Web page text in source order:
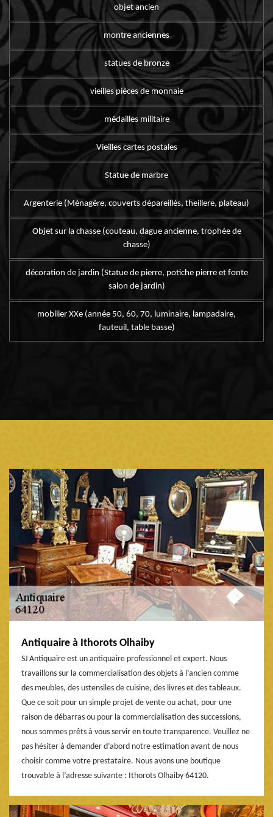
objet ancien
montre anciennes
statues de bronze
vieilles pièces de monnaie
médailles militaire
Vieilles cartes postales
Statue de marbre
Argenterie (Ménagère, couverts dépareillés, theillere, plateau)
Objet sur la chasse (couteau, dague ancienne, trophée de
chasse)
décoration de jardin (Statue de pierre, potiche pierre et fonte
salon de jardin)
mobilier XXe (année 50, 60, 70, luminaire, lampadaire,
fauteuil, table basse)
Antiquaire à Ithorots Olhaiby
SJ Antiquaire est un antiquaire professionnel et expert. Nous
travaillons sur la commercialisation des objets à l’ancien comme
des meubles, des ustensiles de cuisine, des livres et des tableaux.
Que ce soit pour un simple projet de vente ou achat, pour une
raison de débarras ou pour la commercialisation des successions,
nous sommes prêts à vous servir en toute transparence. Veuillez ne
pas hésiter à demander d’abord notre estimation avant de nous
choisir comme votre prestataire. Nous avons une boutique
trouvable à l’adresse suivante : Ithorots Olhaiby 64120.